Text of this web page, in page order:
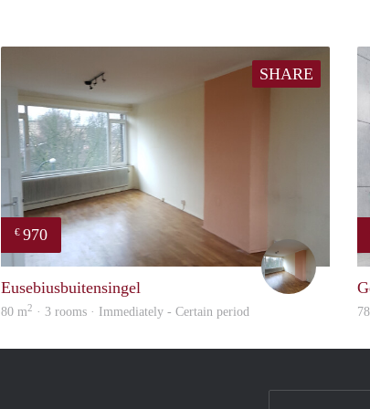
SHARE
€ 970
Eusebiusbuitensingel
80 m2 · 3 rooms · Immediately - Certain period